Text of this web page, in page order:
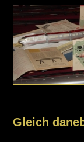
Gleich